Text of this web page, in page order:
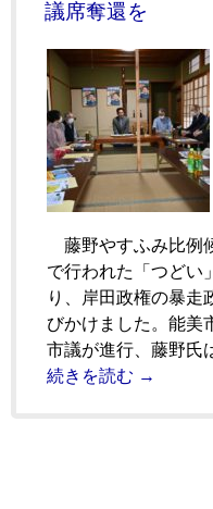
議席奪還を
藤野やすふみ比例
で行われた「つどい
り、岸田政権の暴走
びかけました。能美
市議が進行、藤野氏
続きを読む →